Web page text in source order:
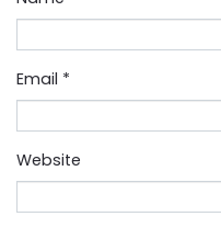
Email *
Website